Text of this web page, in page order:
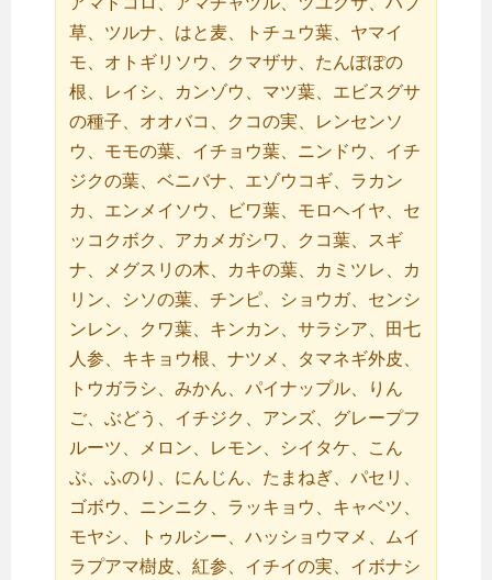
草、ツルナ、はと麦、トチュウ葉、ヤマイ
モ、オトギリソウ、クマザサ、たんぽぽの
根、レイシ、カンゾウ、マツ葉、エビスグサ
の種子、オオバコ、クコの実、レンセンソ
ウ、モモの葉、イチョウ葉、ニンドウ、イチ
ジクの葉、ベニバナ、エゾウコギ、ラカン
カ、エンメイソウ、ビワ葉、モロヘイヤ、セ
ッコクボク、アカメガシワ、クコ葉、スギ
ナ、メグスリの木、カキの葉、カミツレ、カ
リン、シソの葉、チンピ、ショウガ、センシ
ンレン、クワ葉、キンカン、サラシア、田七
人参、キキョウ根、ナツメ、タマネギ外皮、
トウガラシ、みかん、パイナップル、りん
ご、ぶどう、イチジク、アンズ、グレープフ
ルーツ、メロン、レモン、シイタケ、こん
ぶ、ふのり、にんじん、たまねぎ、パセリ、
ゴボウ、ニンニク、ラッキョウ、キャベツ、
モヤシ、トゥルシー、ハッショウマメ、ムイ
ラプアマ樹皮、紅参、イチイの実、イボナシ